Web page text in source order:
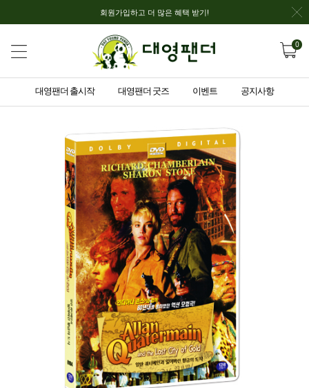
회원가입하고 더 많은 혜택 받기!
0
대영팬더 출시작 대영팬더 굿즈 이벤트 공지사항